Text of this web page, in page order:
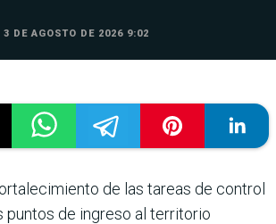
3 DE AGOSTO DE 2026 9:02
de las tareas de control
puntos de ingreso al territorio